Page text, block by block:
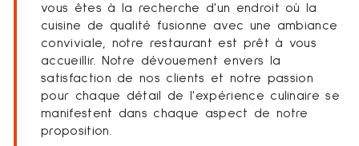
vous êtes à la recherche d'un endroit où la
cuisine de qualité fusionne avec une ambiance
conviviale, notre restaurant est prêt à vous
accueillir. Notre dévouement envers la
satisfaction de nos clients et notre passion
pour chaque détail de l'expérience culinaire se
manifestent dans chaque aspect de notre
proposition.